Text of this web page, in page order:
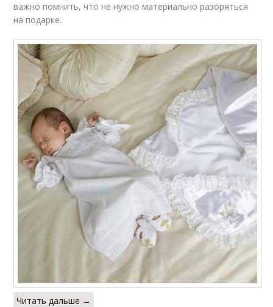
важно помнить, что не нужно материально разоряться
на подарке.
Читать дальше →